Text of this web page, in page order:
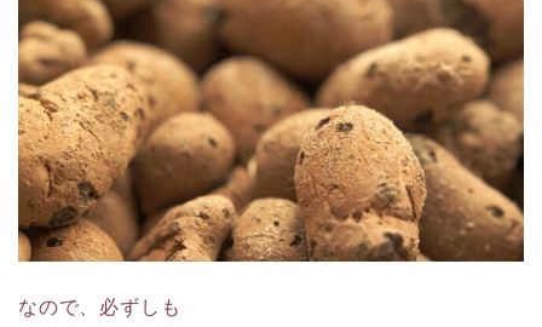
なので、必ずしも